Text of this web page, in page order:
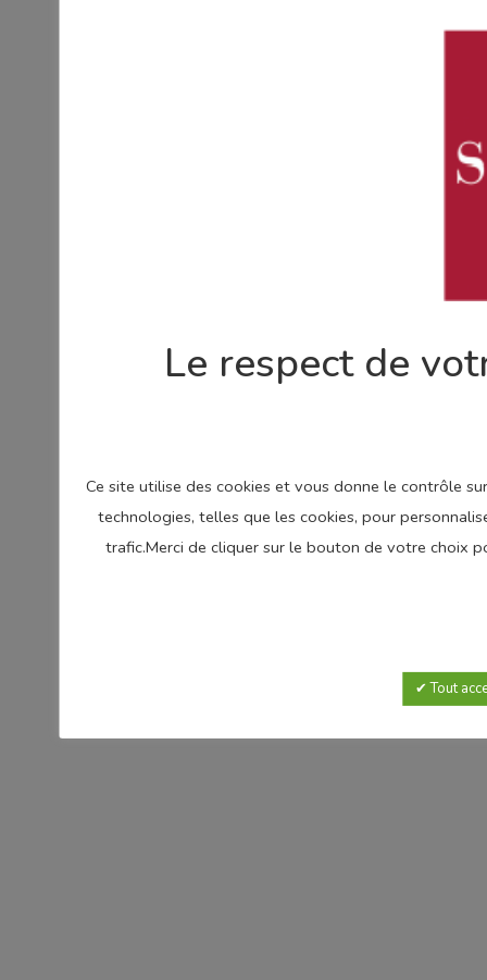
Le respect de
Ce site utilise des cookies et vous donne le contrôle
technologies, telles que les cookies, pour
trafic.Merci de cliquer sur le bouton de votre choix
Tout